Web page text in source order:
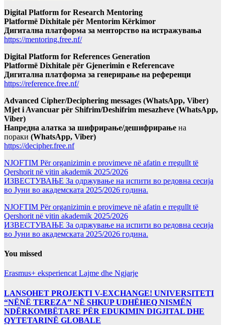
Digital Platform for Research Mentoring
Platformë Dixhitale për Mentorim Kërkimor
Дигитална платформа за менторство на истражувања
https://mentoring.free.nf/
Digital Platform for References Generation
Platformë Dixhitale për Gjenerimin e Referencave
Дигитална платформа за генерирање на референци
https://reference.free.nf/
Advanced Cipher/Deciphering messages (WhatsApp, Viber)
Mjet i Avancuar për Shifrim/Deshifrim mesazheve (WhatsApp,
Viber)
Напредна алатка за шифрирање/дешифрирање на
пораки (WhatsApp, Viber)
https://decipher.free.nf
NJOFTIM Për organizimin e provimeve në afatin e rregullt të
Qershorit në vitin akademik 2025/2026
ИЗВЕСТУВАЊЕ За одржување на испити во редовна сесија
во Јуни во академската 2025/2026 година.
NJOFTIM Për organizimin e provimeve në afatin e rregullt të
Qershorit në vitin akademik 2025/2026
ИЗВЕСТУВАЊЕ За одржување на испити во редовна сесија
во Јуни во академската 2025/2026 година.
You missed
Erasmus+ eksperiencat Lajme dhe Ngjarje
LANSOHET PROJEKTI V-EXCHANGE! UNIVERSITETI
“NËNË TEREZA” NË SHKUP UDHËHEQ NISMËN
NDËRKOMBËTARE PËR EDUKIMIN DIGJITAL DHE
QYTETARINË GLOBALE